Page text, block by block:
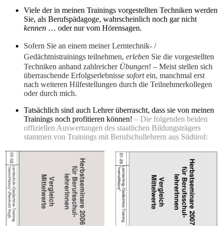
Viele der in meinen Trainings vorgestellten Techniken werden
Sie, als Berufspädagoge, wahrscheinlich noch gar nicht
kennen … oder nur vom Hörensagen.
Sofern Sie an einem meiner Lerntechnik- /
Gedächtnistrainings teilnehmen, erleben Sie die vorgestellten
Techniken anhand zahlreicher Übungen! – Meist stellen sich
überraschende Erfolgserlebnisse sofortein, manchmal erst
nach weiteren Hilfestellungen durch die Teilnehmerkollegen
oder durch mich.
Tatsächlich sind auch Lehrer überrascht, dass sie von meinen
Trainings noch profitieren können! – Die folgenden beiden
offiziellen Auswertungen des staatlichen Bildungsträgers
stammen von Trainings mit Berufschullehrern aus Südtirol: